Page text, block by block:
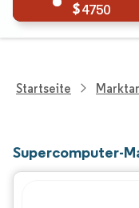
4750
Startseite
Supercomputer-